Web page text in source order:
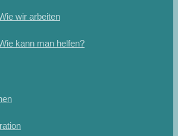
wir arbeiten
kann man helfen?